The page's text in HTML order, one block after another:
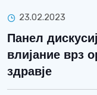
23.02.2023
Панел
влијание врз
здравје